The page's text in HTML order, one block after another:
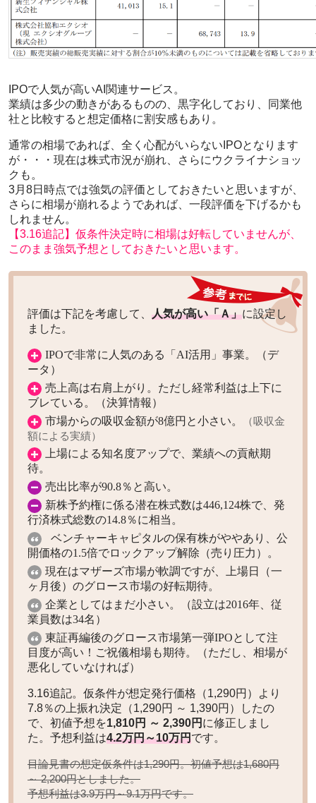
IPOで人気が高いAI関連サービス。
業績は多少の動きがあるものの、黒字化しており、同業他
社と比較すると想定価格に割安感もあり。
通常の相場であれば、全く心配がいらないIPOとなります
が・・・現在は株式市況が崩れ、さらにウクライナショッ
クも。
3月8日時点では強気の評価としておきたいと思いますが、
さらに相場が崩れるようであれば、一段評価を下げるかも
しれません。
【3.16追記】仮条件決定時に相場は好転していませんが、
このまま強気予想としておきたいと思います。
評価は下記を考慮して、 人気が高い「Ａ」に設定し
ました。
IPOで非常に人気のある「AI活用」事業。（デ
ータ）
売上高は右肩上がり。ただし経常利益は上下に
ブレている。（決算情報）
市場からの吸収金額が8億円と小さい。
（吸収金
額による実績）
上場による知名度アップで、業績への貢献期
待。
売出比率が90.8％と高い。
新株予約権に係る潜在株式数は446,124株で、発
行済株式総数の14.8％に相当。
ベンチャーキャピタルの保有株がややあり、公
開価格の1.5倍でロックアップ解除（売り圧力）。
現在はマザーズ市場が軟調ですが、上場日（一
ヶ月後）のグロース市場の好転期待。
企業としてはまだ小さい。（設立は2016年、従
業員数は34名）
東証再編後のグロース市場第一弾IPOとして注
目度が高い！ご祝儀相場も期待。（ただし、相場が
悪化していなければ）
3.16追記。仮条件が想定発行価格（1,290円）より
7.8％の上振れ決定（1,290円 ～ 1,390円）したの
で、初値予想を1,810円 ～ 2,390円 に修正しまし
た。予想利益は4.2万円～10万円です。
目論見書の想定仮条件は1,290円。初値予想は1,680円
～ 2,200円としました。
予想利益は3.9万円～9.1万円です。